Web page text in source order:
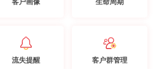
流失提醒 客户群管理